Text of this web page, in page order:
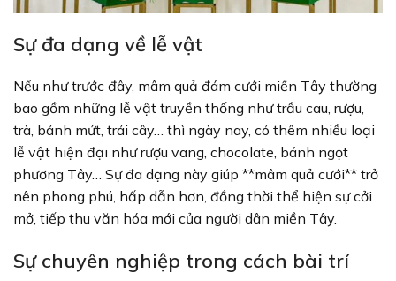
Sự đa dạng về lễ vật
Nếu như trước đây, mâm quả đám cưới miền Tây thường
bao gồm những lễ vật truyền thống như trầu cau, rượu,
trà, bánh mứt, trái cây… thì ngày nay, có thêm nhiều loại
lễ vật hiện đại như rượu vang, chocolate, bánh ngọt
phương Tây… Sự đa dạng này giúp **mâm quả cưới** trở
nên phong phú, hấp dẫn hơn, đồng thời thể hiện sự cởi
mở, tiếp thu văn hóa mới của người dân miền Tây.
Sự chuyên nghiệp trong cách bài trí